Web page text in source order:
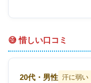
😅 惜しい口コミ
20代・男性 汗に弱い